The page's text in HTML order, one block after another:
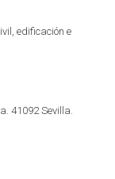
edificación e
41092 Sevilla.